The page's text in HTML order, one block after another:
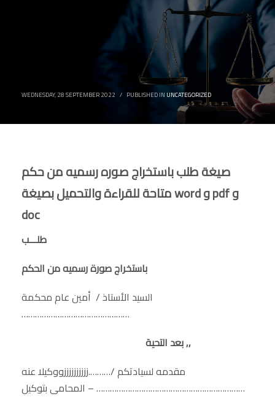
WEDNESDAY, 28 SEPTEMBER 2022 / PUBLISHED IN UNCATEGORIZED
صيغة طلب باستخراج صوره رسميه من حكم
متاحة للقراءة والتحميل بصيغة word و pdf و
doc
باستخراج صورة رسميه من الحكم
السيد الأستاذ / أمين عام محكمة
…………………………………………
بعد التحية ,,
مقدمه لسيادتكم /……….ززززززززززووكيلا عنه
…………………………… – المحامى بتوكيل……………………………